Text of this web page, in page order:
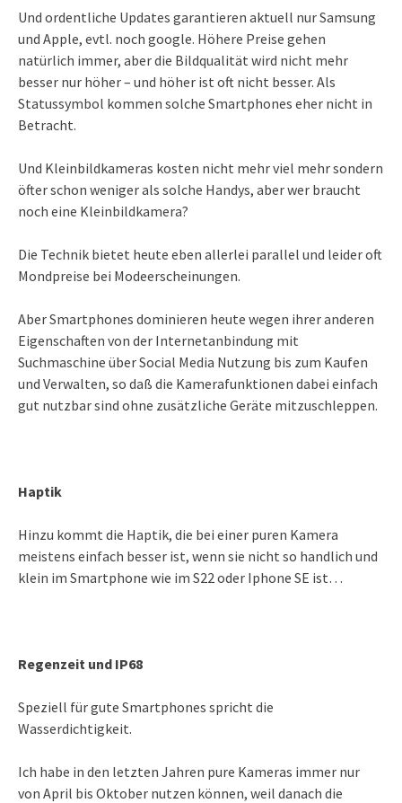
Und ordentliche Updates garantieren aktuell nur Samsung
und Apple, evtl. noch google. Höhere Preise gehen
natürlich immer, aber die Bildqualität wird nicht mehr
besser nur höher – und höher ist oft nicht besser. Als
Statussymbol kommen solche Smartphones eher nicht in
Betracht.
Und Kleinbildkameras kosten nicht mehr viel mehr sondern
öfter schon weniger als solche Handys, aber wer braucht
noch eine Kleinbildkamera?
Die Technik bietet heute eben allerlei parallel und leider oft
Mondpreise bei Modeerscheinungen.
Aber Smartphones dominieren heute wegen ihrer anderen
Eigenschaften von der Internetanbindung mit
Suchmaschine über Social Media Nutzung bis zum Kaufen
und Verwalten, so daß die Kamerafunktionen dabei einfach
gut nutzbar sind ohne zusätzliche Geräte mitzuschleppen.
Haptik
Hinzu kommt die Haptik, die bei einer puren Kamera
meistens einfach besser ist, wenn sie nicht so handlich und
klein im Smartphone wie im S22 oder Iphone SE ist…
Regenzeit und IP68
Speziell für gute Smartphones spricht die
Wasserdichtigkeit.
Ich habe in den letzten Jahren pure Kameras immer nur
von April bis Oktober nutzen können, weil danach die